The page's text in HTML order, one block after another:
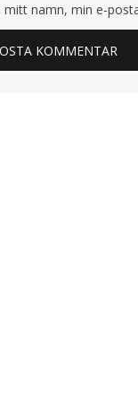
mitt namn, min e-